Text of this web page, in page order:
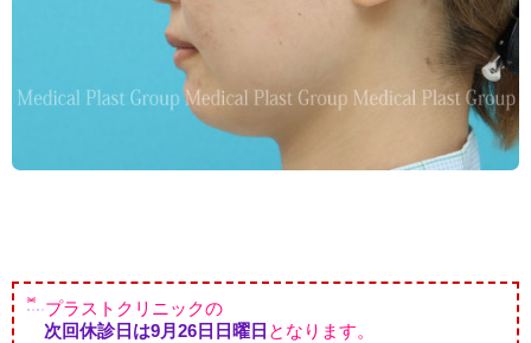
プラストクリニックの
次回休診日は9月26日日曜日 となります。